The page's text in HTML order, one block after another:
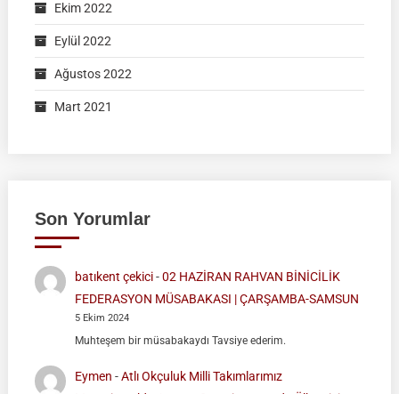
Ekim 2022
Eylül 2022
Ağustos 2022
Mart 2021
Son Yorumlar
batıkent çekici-02 HAZİRAN RAHVAN BİNİCİLİK
FEDERASYON MÜSABAKASI | ÇARŞAMBA-SAMSUN
5 Ekim 2024
Muhteşem bir müsabakaydı Tavsiye ederim.
Eymen -Atlı Okçuluk Milli Takımlarımız